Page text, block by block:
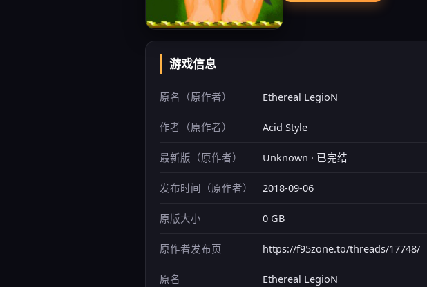
游戏信息
原名（原作者） Ethereal LegioN
作者（原作者） Acid Style
最新版（原作者） Unknown · 已完结
发布时间（原作者） 2018-09-06
原版大小 0 GB
原作者发布页 https://f95zone.to/threads/17748/
原名 Ethereal LegioN